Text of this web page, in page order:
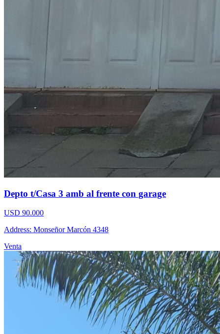
Depto t/Casa 3 amb al frente con garage
USD 90.000
Address: Monseñor Marcón 4348
Venta